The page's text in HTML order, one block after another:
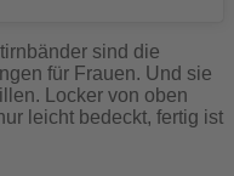
sind die
für Frauen. Und sie
Locker von oben
leicht bedeckt, fertig ist